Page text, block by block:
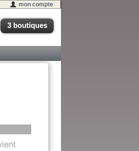
mon compte
3 boutiques